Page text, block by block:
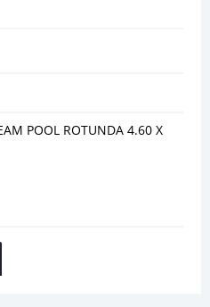
POOL ROTUNDA 4.60 X